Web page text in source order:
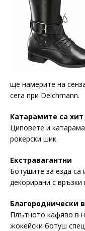
ще намерите на
сега при Deichmann.
Катарамите са
Циповете и
рокерски шик.
Екстравагантни
Ботушите за езда сa
декорирани с връзки
Благороднически
Плътното кафяво в
жокейски ботуш